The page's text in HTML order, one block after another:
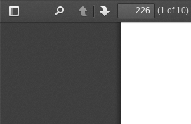
Toggle
PreviousNext
(1 of 10)